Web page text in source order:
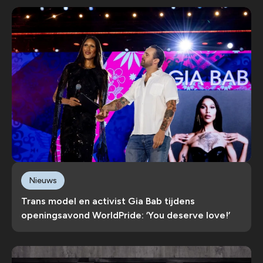
Trans model en activist Gia Bab tijdens
openingsavond WorldPride: ‘You deserve love!’
Nieuws